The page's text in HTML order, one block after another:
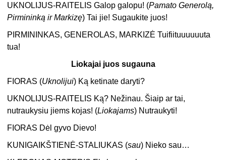
UKNOLIJUS-RAITELIS Galop galopu! (Pamato Generolą,
Pirmininką ir Markizę) Tai jie! Sugaukite juos!
PIRMININKAS, GENEROLAS, MARKIZĖ Tuifiituuuuuuta
tua!
Liokajai juos sugauna
FIORAS (Uknolijui) Ką ketinate daryti?
UKNOLIJUS-RAITELIS Ką? Nežinau. Šiaip ar tai,
nutraukysiu jiems kojas! (Liokajams) Nutraukyti!
FIORAS Dėl gyvo Dievo!
KUNIGAIKŠTIENĖ-STALIUKAS (sau) Nieko sau…